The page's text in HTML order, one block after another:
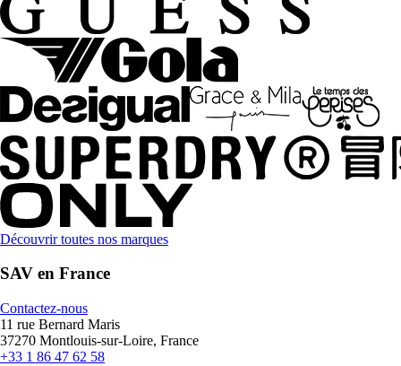
Découvrir toutes nos marques
SAV en France
Contactez-nous
11 rue Bernard Maris
37270 Montlouis-sur-Loire, France
+33 1 86 47 62 58